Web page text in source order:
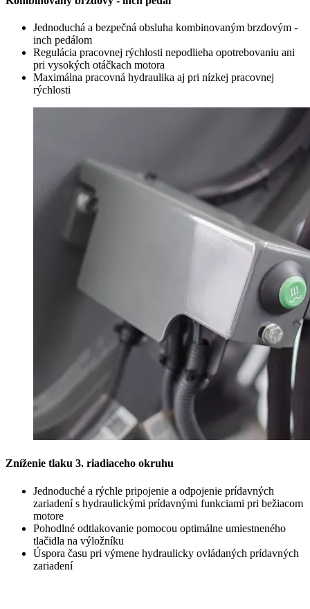
Jednoduchá a bezpečná obsluha kombinovaným brzdovým -
inch pedálom
Regulácia pracovnej rýchlosti nepodlieha opotrebovaniu ani
pri vysokých otáčkach motora
Maximálna pracovná hydraulika aj pri nízkej pracovnej
rýchlosti
Zníženie tlaku 3. riadiaceho okruhu
Jednoduché a rýchle pripojenie a odpojenie prídavných
zariadení s hydraulickými prídavnými funkciami pri bežiacom
motore
Pohodlné odtlakovanie pomocou optimálne umiestneného
tlačidla na výložníku
Úspora času pri výmene hydraulicky ovládaných prídavných
zariadení